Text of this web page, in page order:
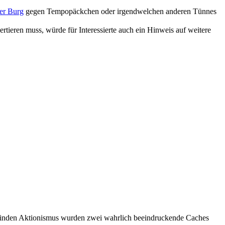
Burg gegen Tempopäckchen oder irgendwelchen anderen Tünnes
muss, würde für Interessierte auch ein Hinweis auf weitere
Aktionismus wurden zwei wahrlich beeindruckende Caches